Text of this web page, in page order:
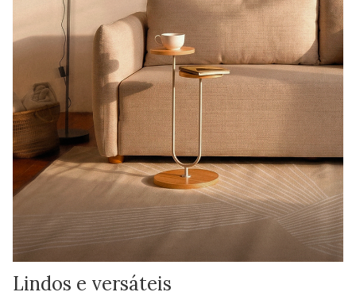
Lindos e versáteis